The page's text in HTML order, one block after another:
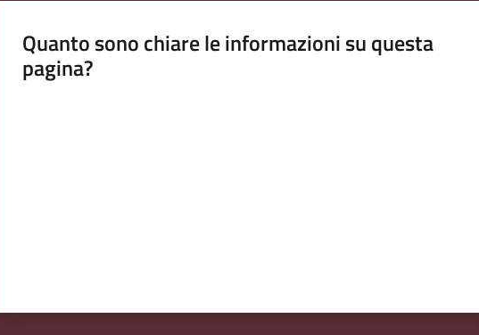
Quanto sono chiare le informazioni su questa
pagina?